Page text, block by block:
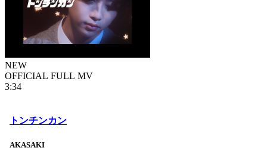
NEW
OFFICIAL FULL MV
3:34
トンチンカン
AKASAKI